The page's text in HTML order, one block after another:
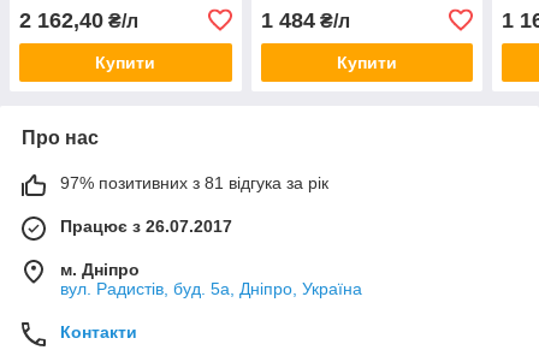
2 162,40 ₴/л
Купити
1 484₴/л
Купити
1
Про нас
97% позитивних з 81 відгука за рік
Працює з 26.07.2017
м. Дніпро
вул. Радистів, буд. 5а, Дніпро, Україна
Контакти